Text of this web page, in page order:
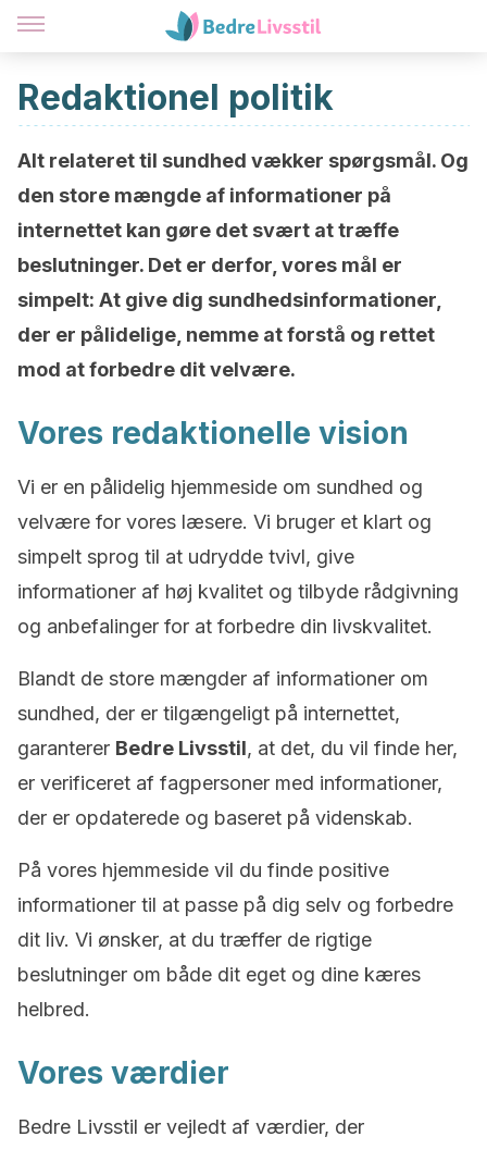
Redaktionel politik
Alt relateret til sundhed vækker spørgsmål. Og
den store mængde af informationer på
internettet kan gøre det svært at træffe
beslutninger. Det er derfor, vores mål er
simpelt: At give dig sundhedsinformationer,
der er pålidelige, nemme at forstå og rettet
mod at forbedre dit velvære.
Vores redaktionelle vision
Vi er en pålidelig hjemmeside om sundhed og
velvære for vores læsere. Vi bruger et klart og
simpelt sprog til at udrydde tvivl, give
informationer af høj kvalitet og tilbyde rådgivning
og anbefalinger for at forbedre din livskvalitet.
Blandt de store mængder af informationer om
sundhed, der er tilgængeligt på internettet,
garanterer Bedre Livsstil, at det, du vil finde her,
er verificeret af fagpersoner med informationer,
der er opdaterede og baseret på videnskab.
På vores hjemmeside vil du finde positive
informationer til at passe på dig selv og forbedre
dit liv. Vi ønsker, at du træffer de rigtige
beslutninger om både dit eget og dine kæres
helbred.
Vores værdier
Bedre Livsstil er vejledt af værdier, der